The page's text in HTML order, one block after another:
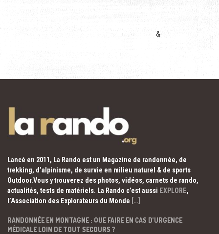
&
Lancé en 2011, La Rando est un Magazine de randonnée, de
trekking, d’alpinisme, de survie en milieu naturel & de sports
Outdoor.Vous y trouverez des photos, vidéos, carnets de rando,
actualités, tests de matériels. La Rando c’est aussi EXPLORE,
l’Association des Explorateurs du Monde […]
RANDONNÉE EN MONTAGNE : QUE FAIRE EN CAS D’URGENCE
MÉDICALE LOIN DE TOUT SECOURS ?